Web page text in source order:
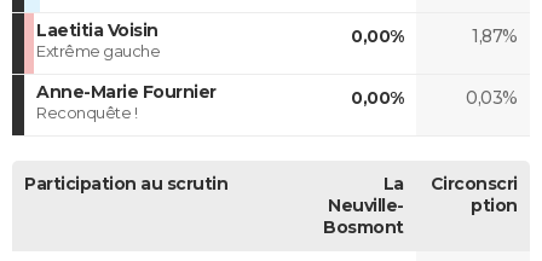
Laetitia Voisin
Extrême gauche
0,00% 1,87%
Anne-Marie Fournier
Reconquête !
0,00% 0,03%
Participation au scrutin
La
Neuville-
Bosmont
Circonscri
ption